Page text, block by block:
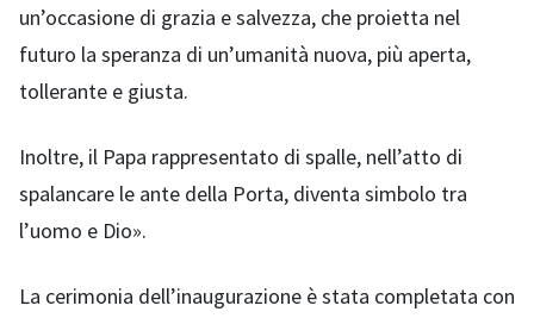
un’occasione di grazia e salvezza, che proietta nel
futuro la speranza di un’umanità nuova, più aperta,
tollerante e giusta.
Inoltre, il Papa rappresentato di spalle, nell’atto di
spalancare le ante della Porta, diventa simbolo tra
l’uomo e Dio».
La cerimonia dell’inaugurazione è stata completata con